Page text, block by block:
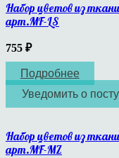
Набор цветов из
арт.MF-LS
755 ₽
Подробнее
Уведомить о
Набор цветов из
арт.MF-MZ